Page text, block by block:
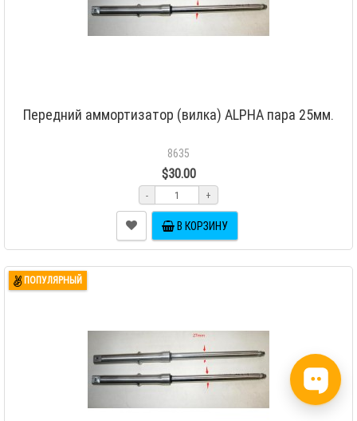
Передний аммортизатор (вилка) ALPHA пара 25мм.
8635
$30.00
- +
В КОРЗИНУ
ПОПУЛЯРНЫЙ